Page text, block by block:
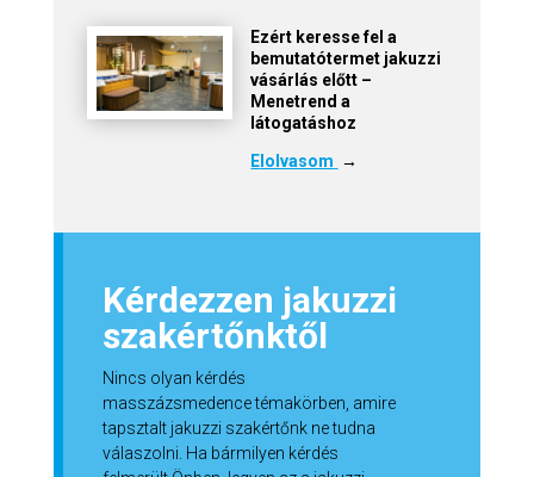
Ezért keresse fel a
bemutatótermet jakuzzi
vásárlás előtt –
Menetrend a
látogatáshoz
E lolvasom →
Kérdezzen jakuzzi
szakértőnktől
Nincs olyan kérdés
masszázsmedence témakörben, amire
tapsztalt jakuzzi szakértőnk ne tudna
válaszolni. Ha bármilyen kérdés